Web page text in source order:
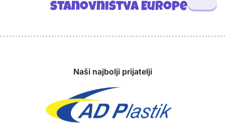
stanovništva Europe
Naši najbolji prijatelji